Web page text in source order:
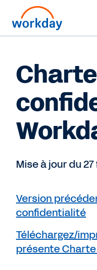
Mise à jour du
Version
confidentialité
Téléchargez/
présente